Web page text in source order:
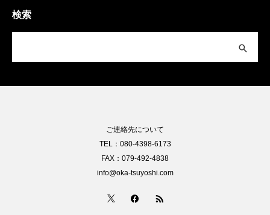
検索
ご連絡先について
TEL：080-4398-6173
FAX：079-492-4838
info@oka-tsuyoshi.com